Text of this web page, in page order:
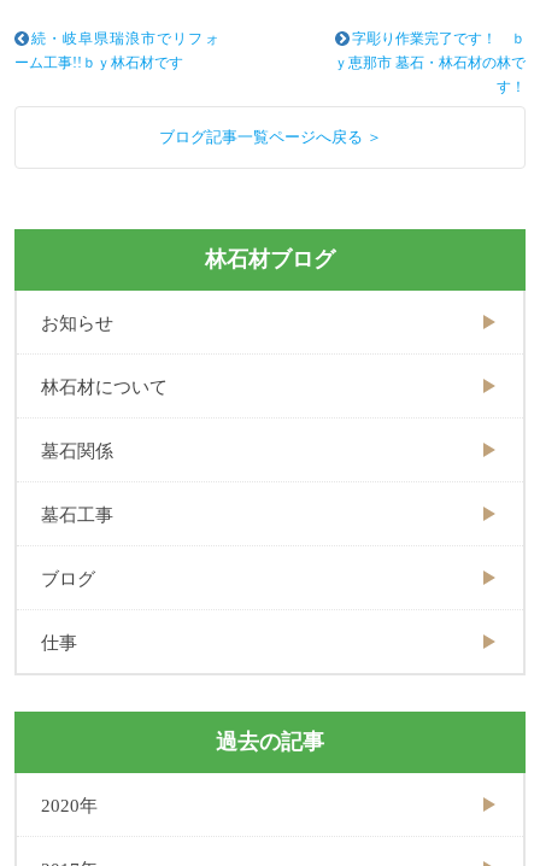
続・岐阜県瑞浪市でリフォ
ーム工事!!ｂｙ林石材です
字彫り作業完了です！ ｂ
ｙ恵那市 墓石・林石材の林で
す！
ブログ記事一覧ページへ戻る ＞
林石材ブログ
お知らせ
林石材について
墓石関係
墓石工事
ブログ
仕事
過去の記事
2020年